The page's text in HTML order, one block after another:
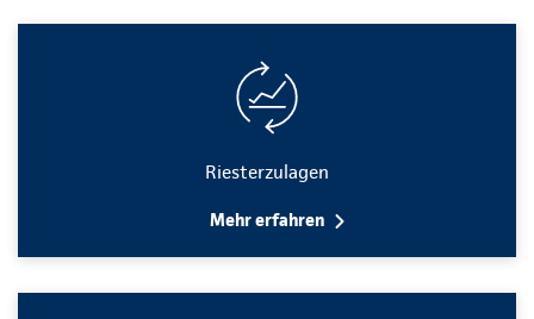
Riesterzulagen
Mehr erfahren